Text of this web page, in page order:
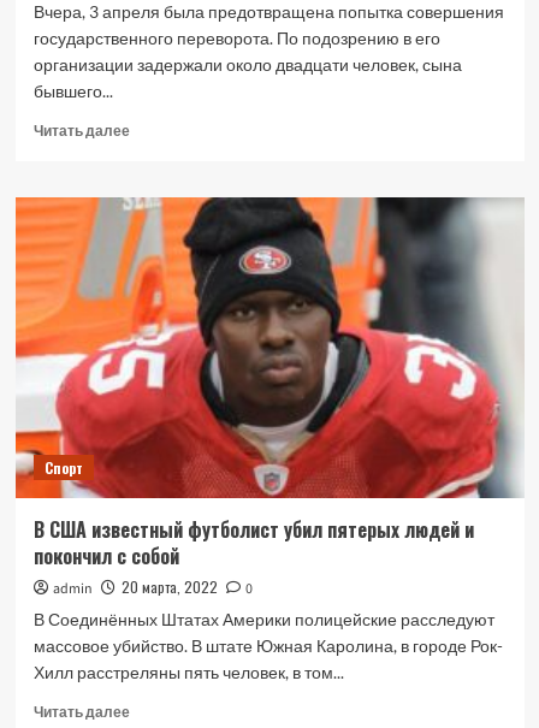
Вчера, 3 апреля была предотвращена попытка совершения
государственного переворота. По подозрению в его
организации задержали около двадцати человек, сына
бывшего...
Читать далееПрочитать
В
Иордании
предотвратили
государственный
переворот
Спорт
В США известный футболист убил пятерых людей и
покончил с собой
admin 20 марта, 2022
0
В Соединённых Штатах Америки полицейские расследуют
массовое убийство. В штате Южная Каролина, в городе Рок-
Хилл расстреляны пять человек, в том...
Читать далееПрочитать